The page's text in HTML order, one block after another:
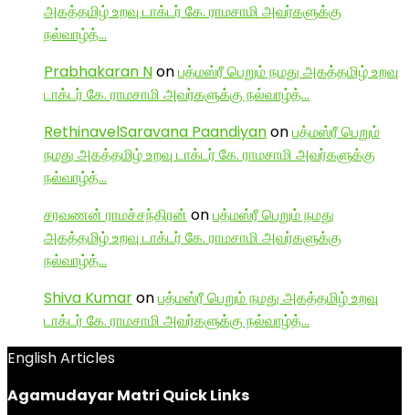
அகத்தமிழ் உறவு டாக்டர் கே. ராமசாமி அவர்களுக்கு
நல்வாழ்த்…
Prabhakaran Nonபத்மஸ்ரீ பெறும் நமது அகத்தமிழ் உறவு
டாக்டர் கே. ராமசாமி அவர்களுக்கு நல்வாழ்த்…
RethinavelSaravana Paandiyanonபத்மஸ்ரீ பெறும்
நமது அகத்தமிழ் உறவு டாக்டர் கே. ராமசாமி அவர்களுக்கு
நல்வாழ்த்…
சரவணன் ராமச்சந்திரன் onபத்மஸ்ரீ பெறும் நமது
அகத்தமிழ் உறவு டாக்டர் கே. ராமசாமி அவர்களுக்கு
நல்வாழ்த்…
Shiva Kumaronபத்மஸ்ரீ பெறும் நமது அகத்தமிழ் உறவு
டாக்டர் கே. ராமசாமி அவர்களுக்கு நல்வாழ்த்…
English Articles
Agamudayar Matri Quick Links